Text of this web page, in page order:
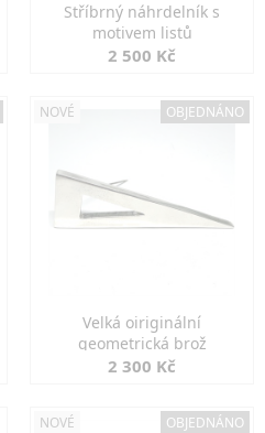
Stříbrný náhrdelník s
motivem listů
2 500 Kč
NOVÉ OBJEDNÁNO
Velká oiriginální
geometrická brož
2 300 Kč
NOVÉ OBJEDNÁNO